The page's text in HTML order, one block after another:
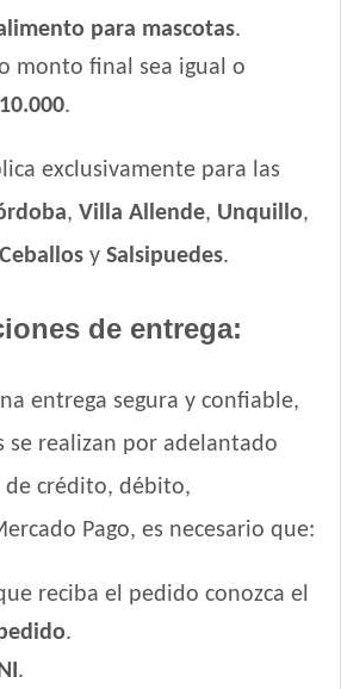
para mascotas.
monto final sea igual o
.
exclusivamente para las
, Villa Allende, Unquillo,
y Salsipuedes.
de entrega:
entrega segura y confiable,
se realizan por adelantado
crédito, débito,
Pago, es necesario que:
reciba el pedido conozca el
.
.